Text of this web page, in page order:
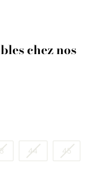
chez nos
44 45